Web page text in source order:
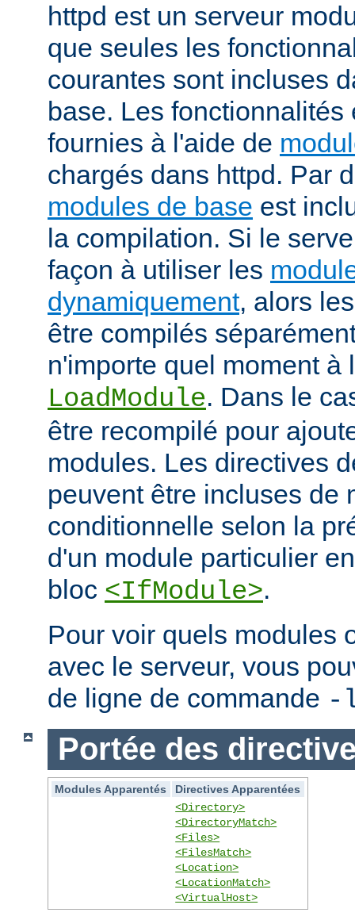
httpd est un serveur
que seules les
courantes sont incluses
base. Les fonctionnalités
fournies à l'aide de
chargés dans httpd. Par
modules de base est
la compilation. Si le
façon à utiliser les
dynamiquement, alors
être compilés
n'importe quel moment à
LoadModule. Dans le
être recompilé pour
modules. Les directives
peuvent être incluses de
conditionnelle selon la
d'un module particulier
bloc <IfModule>.
Pour voir quels modules
avec le serveur, vous
de ligne de commande -
Portée des
Modules Apparentés
Directives Apparentées
<Directory>
<DirectoryMatch>
<Files>
<FilesMatch>
<Location>
<LocationMatch>
<VirtualHost>